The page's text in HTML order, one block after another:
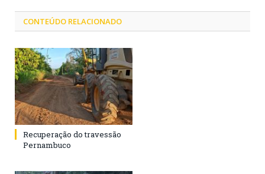
CONTEÚDO RELACIONADO
Recuperação do travessão
Pernambuco